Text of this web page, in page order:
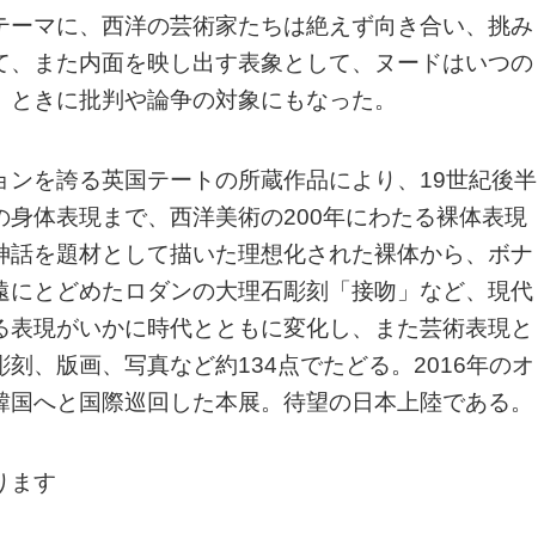
マに、西洋の芸術家たちは絶えず向き合い、挑み
また内面を映し出す表象として、ヌードはいつの
きに批判や論争の対象にもなった。
を誇る英国テートの所蔵作品により、19世紀後半
体表現まで、西洋美術の200年にわたる裸体表現
を題材として描いた理想化された裸体から、ボナ
とどめたロダンの大理石彫刻「接吻」など、現代
現がいかに時代とともに変化し、また芸術表現と
、版画、写真など約134点でたどる。2016年のオ
へと国際巡回した本展。待望の日本上陸である。
ます